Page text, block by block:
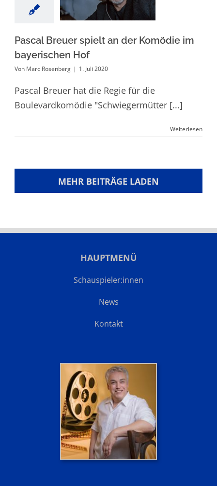
Komödie im
bayerischen Hof
Pascal Breuer spielt an der Komödie im
bayerischen Hof
Von Marc Rosenberg | 1. Juli 2020
Pascal Breuer hat die Regie für die
Boulevardkomödie "Schwiegermütter [...]
Weiterlesen
MEHR BEITRÄGE LADEN
HAUPTMENÜ
Schauspieler:innen
News
Kontakt